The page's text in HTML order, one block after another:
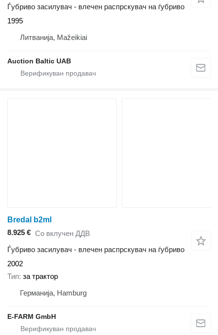
Ѓубриво засилувач - влечен распрскувач на ѓубриво
1995
Литванија, Mažeikiai
Auction Baltic UAB
Bredal b2ml
8.925 € Со вклучен ДДВ
Ѓубриво засилувач - влечен распрскувач на ѓубриво
2002
Тип за трактор
Германија, Hamburg
E-FARM GmbH